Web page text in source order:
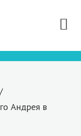
Андрея в